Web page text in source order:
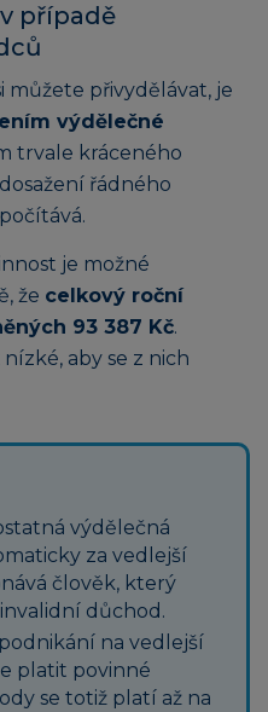
případě
můžete přivydělávat, je
výdělečné
trvale kráceného
řádného
je možné
že celkový roční
93 387 Kč.
aby se z nich
výdělečná
za vedlejší
člověk, který
důchod.
na vedlejší
platit povinné
se totiž platí až na